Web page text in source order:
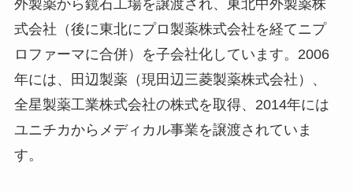
外製薬から鏡石工場を譲渡され、東北中外製薬株
式会社（後に東北にプロ製薬株式会社を経てニプ
ロファーマに合併）を子会社化しています。2006
年には、田辺製薬（現田辺三菱製薬株式会社）、
全星製薬工業株式会社の株式を取得、2014年には
ユニチカからメディカル事業を譲渡されていま
す。